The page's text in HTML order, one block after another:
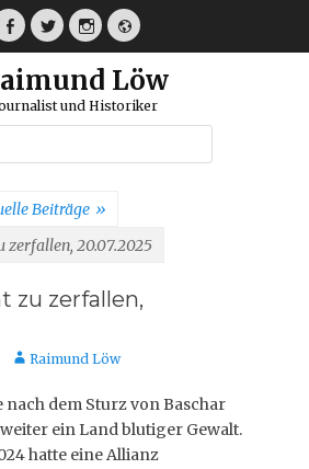
Facebook
TwitterInstagramWebseite
Löw
und Historiker
Beiträge »
zerfallen, 20.07.2025
zu zerfallen,
AutorRaimund Löw
nach dem Sturz von Baschar
ein Land blutiger Gewalt.
hatte eine Allianz